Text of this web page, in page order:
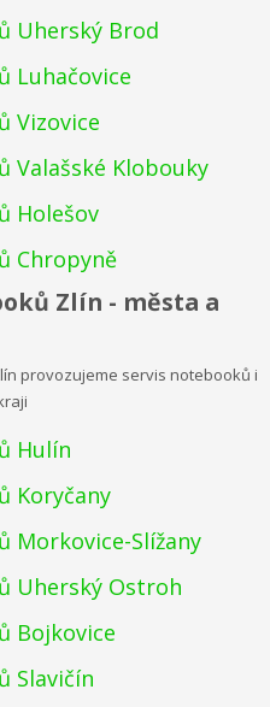
Uherský Brod
Luhačovice
Vizovice
Valašské Klobouky
Holešov
Chropyně
Zlín - města a
provozujeme servis notebooků i
Hulín
Koryčany
Morkovice-Slížany
Uherský Ostroh
Bojkovice
Slavičín